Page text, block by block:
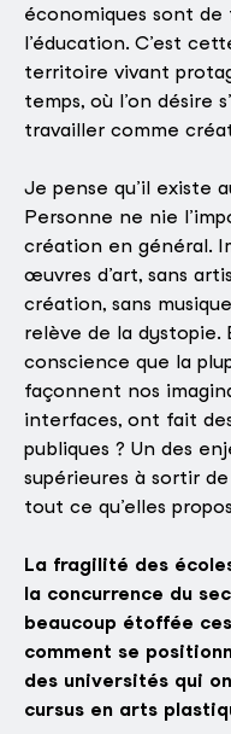
économiques sont de
l’éducation. C’est
territoire vivant
temps, où l’on désire
travailler comme
Je pense qu’il existe
Personne ne nie
création en général.
œuvres d’art, sans
création, sans
relève de la
conscience que la
façonnent nos
interfaces, ont fait
publiques ? Un des
supérieures à sortir
tout ce qu’elles
La fragilité des
la concurrence du
beaucoup étoffée
comment se
des universités qui
cursus en arts